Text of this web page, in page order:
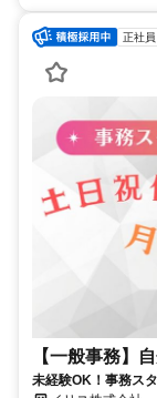
正社員
【一般事務】
未経験OK！事務ス